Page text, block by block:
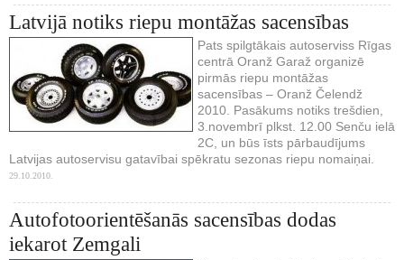
Latvijā notiks riepu montāžas sacensības
Pats spilgtākais autoserviss Rīgas
centrā Oranž Garaž organizē
pirmās riepu montāžas
sacensības – Oranž Čelendž
2010. Pasākums notiks trešdien,
3.novembrī plkst. 12.00 Senču ielā
2С, un būs īsts pārbaudījums
Latvijas autoservisu gatavībai spēkratu sezonas riepu nomaiņai.
29.10.2010.
Autofotoorientēšanās sacensības dodas
iekarot Zemgali